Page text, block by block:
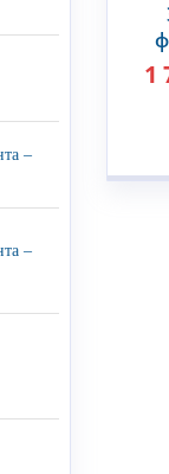
–
–
1